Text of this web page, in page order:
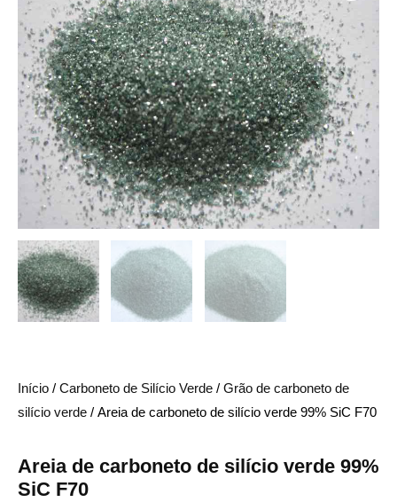
Início / Carboneto de Silício Verde / Grão de carboneto de
silício verde / Areia de carboneto de silício verde 99% SiC F70
Areia de carboneto de silício verde 99%
SiC F70